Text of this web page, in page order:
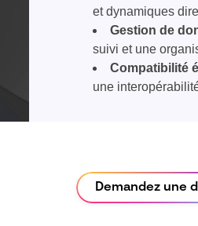
et dynamiques
Gestion de
suivi et une
Compatibilité
une
Demandez une